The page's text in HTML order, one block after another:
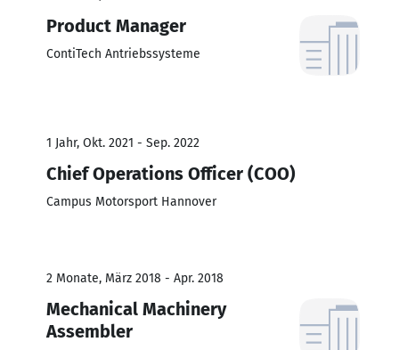
Product Manager
ContiTech Antriebssysteme
1 Jahr, Okt. 2021 - Sep. 2022
Chief Operations Officer (COO)
Campus Motorsport Hannover
2 Monate, März 2018 - Apr. 2018
Mechanical Machinery
Assembler